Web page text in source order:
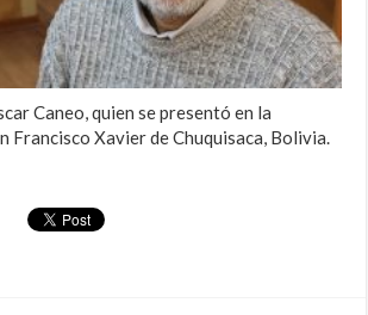
Caneo, quien se presentó en la
Francisco Xavier de Chuquisaca, Bolivia.